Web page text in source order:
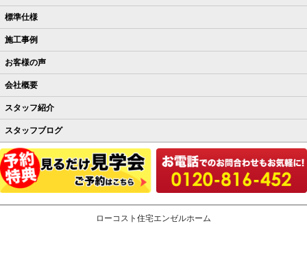
標準仕様
施工事例
お客様の声
会社概要
スタッフ紹介
スタッフブログ
ローコスト住宅エンゼルホーム